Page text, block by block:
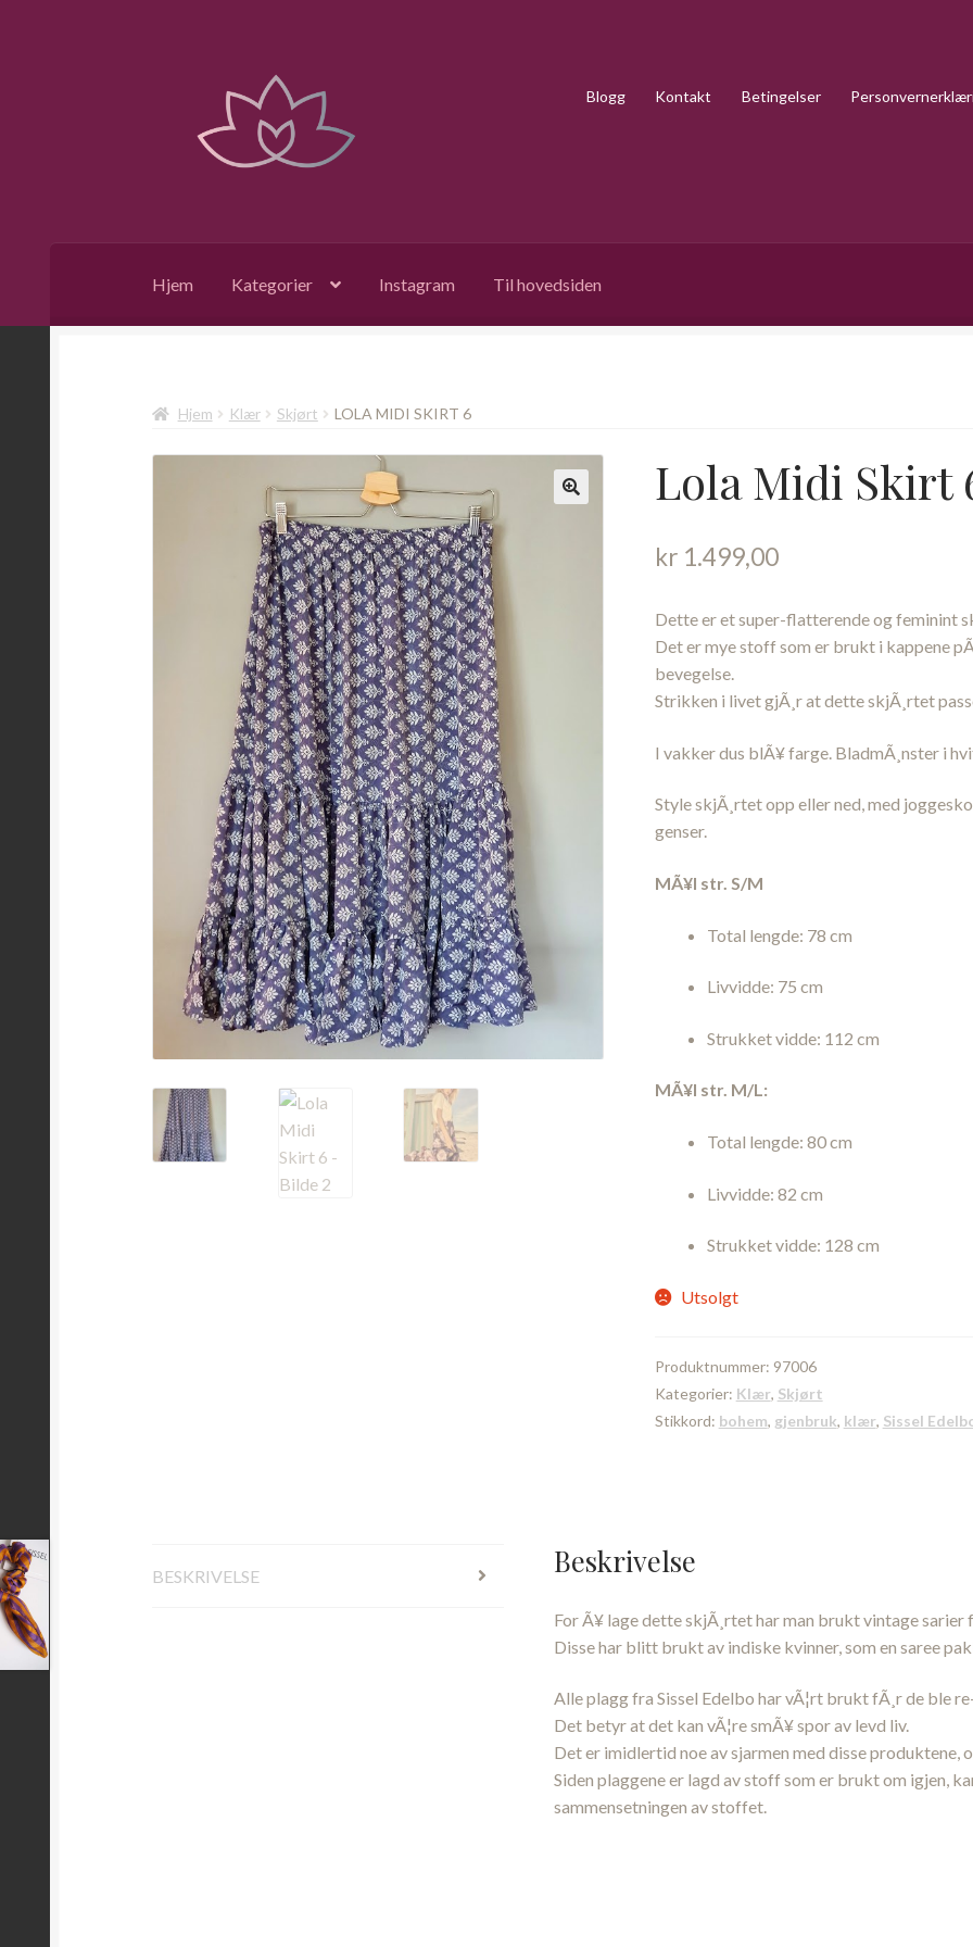
navigasjon
innhold
Blogg Kontakt Betingelser
Hjem Kategorier Instagram Til hovedsiden
Hjem Klær Skjørt LOLA MIDI SKIRT 6
Lola Midi Skirt
kr 1.499,00
Dette er et super-flatterende og feminint
Det er mye stoff som er brukt i kappene
bevegelse.
Strikken i livet gjÃ¸r at dette skjÃ¸rtet
I vakker dus blÃ¥ farge. BladmÃ¸nster i
Style skjÃ¸rtet opp eller ned, med
genser.
MÃ¥l str. S/M
Total lengde: 78 cm
Livvidde: 75 cm
Strukket vidde: 112 cm
MÃ¥l str. M/L:
Total lengde: 80 cm
Livvidde: 82 cm
Strukket vidde: 128 cm
Utsolgt
Produktnummer: 97006
Kategorier: Klær, Skjørt
Stikkord: bohem, gjenbruk, klær, Sissel
BESKRIVELSE Beskrivelse
For Ã¥ lage dette skjÃ¸rtet har man brukt vintage sarier
Disse har blitt brukt av indiske kvinner, som en saree
Alle plagg fra Sissel Edelbo har vÃ¦rt brukt fÃ¸r de ble
Det betyr at det kan vÃ¦re smÃ¥ spor av levd liv.
Det er imidlertid noe av sjarmen med disse produktene,
Siden plaggene er lagd av stoff som er brukt om igjen,
sammensetningen av stoffet.